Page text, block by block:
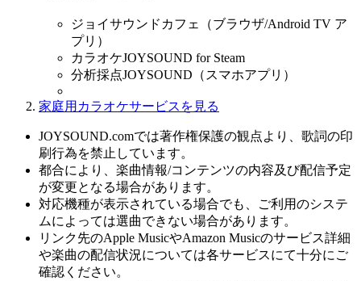
ジョイサウンドカフェ（ブラウザ/Android TV ア
プリ）
カラオケJOYSOUND for Steam
分析採点JOYSOUND（スマホアプリ）
家庭用カラオケサービスを見る
JOYSOUND.comでは著作権保護の観点より、歌詞の印
刷行為を禁止しています。
都合により、楽曲情報/コンテンツの内容及び配信予定
が変更となる場合があります。
対応機種が表示されている場合でも、ご利用のシステ
ムによっては選曲できない場合があります。
リンク先のApple MusicやAmazon Musicのサービス詳細
や楽曲の配信状況については各サービスにて十分にご
確認ください。